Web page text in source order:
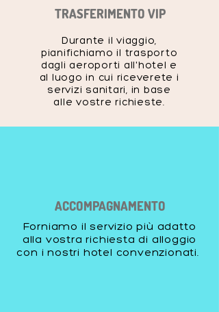
TRASFERIMENTO VIP
Durante il viaggio,
pianifichiamo il trasporto
dagli aeroporti all'hotel e
al luogo in cui riceverete i
servizi sanitari, in base
alle vostre richieste.
ACCOMPAGNAMENTO
Forniamo il servizio più adatto
alla vostra richiesta di alloggio
con i nostri hotel convenzionati.